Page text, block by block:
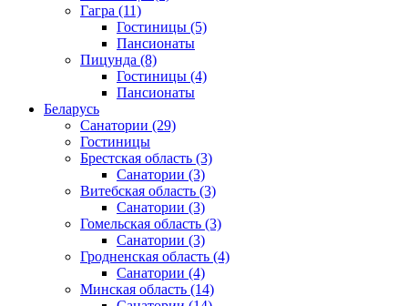
Гагра (11)
Гостиницы (5)
Пансионаты
Пицунда (8)
Гостиницы (4)
Пансионаты
Беларусь
Санатории (29)
Гостиницы
Брестская область (3)
Санатории (3)
Витебская область (3)
Санатории (3)
Гомельская область (3)
Санатории (3)
Гродненская область (4)
Санатории (4)
Минская область (14)